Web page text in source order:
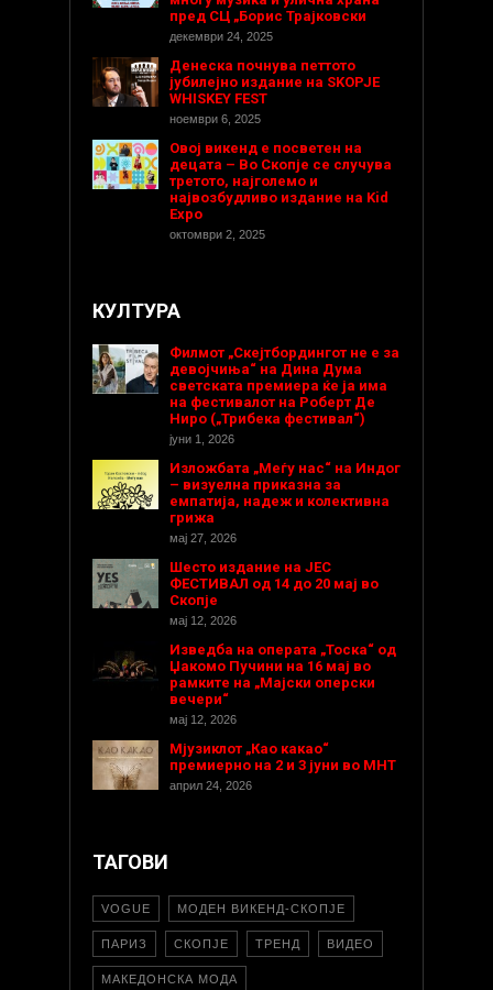
пред СЦ „Борис Трајковски
декември 24, 2025
Денеска почнува петтото
јубилејно издание на SKOPJE
WHISKEY FEST
ноември 6, 2025
Овој викенд е посветен на
децата – Во Скопје се случува
третото, најголемо и
највозбудливо издание на Kid
Expo
октомври 2, 2025
КУЛТУРА
Филмот „Скејтбордингот не е за
девојчиња“ на Дина Дума
светската премиера ќе ја има
на фестивалот на Роберт Де
Ниро („Трибека фестивал“)
јуни 1, 2026
Изложбата „Меѓу нас“ на Индог
– визуелна приказна за
емпатија, надеж и колективна
грижа
мај 27, 2026
Шесто издание на ЈЕС
ФЕСТИВАЛ од 14 до 20 мај во
Скопје
мај 12, 2026
Изведба на операта „Тоска“ од
Џакомо Пучини на 16 мај во
рамките на „Мајски оперски
вечери“
мај 12, 2026
Мјузиклот „Као какао“
премиерно на 2 и 3 јуни во МНТ
април 24, 2026
ТАГОВИ
VOGUE МОДЕН ВИКЕНД-СКОПЈЕ
ПАРИЗ СКОПЈЕ ТРЕНД ВИДЕО
МАКЕДОНСКА МОДА